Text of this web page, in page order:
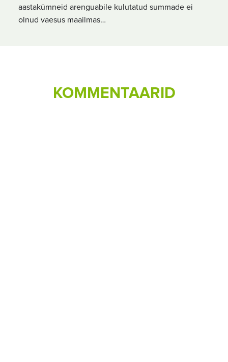
aastakümneid arenguabile kulutatud summade ei
olnud vaesus maailmas…
KOMMENTAARID